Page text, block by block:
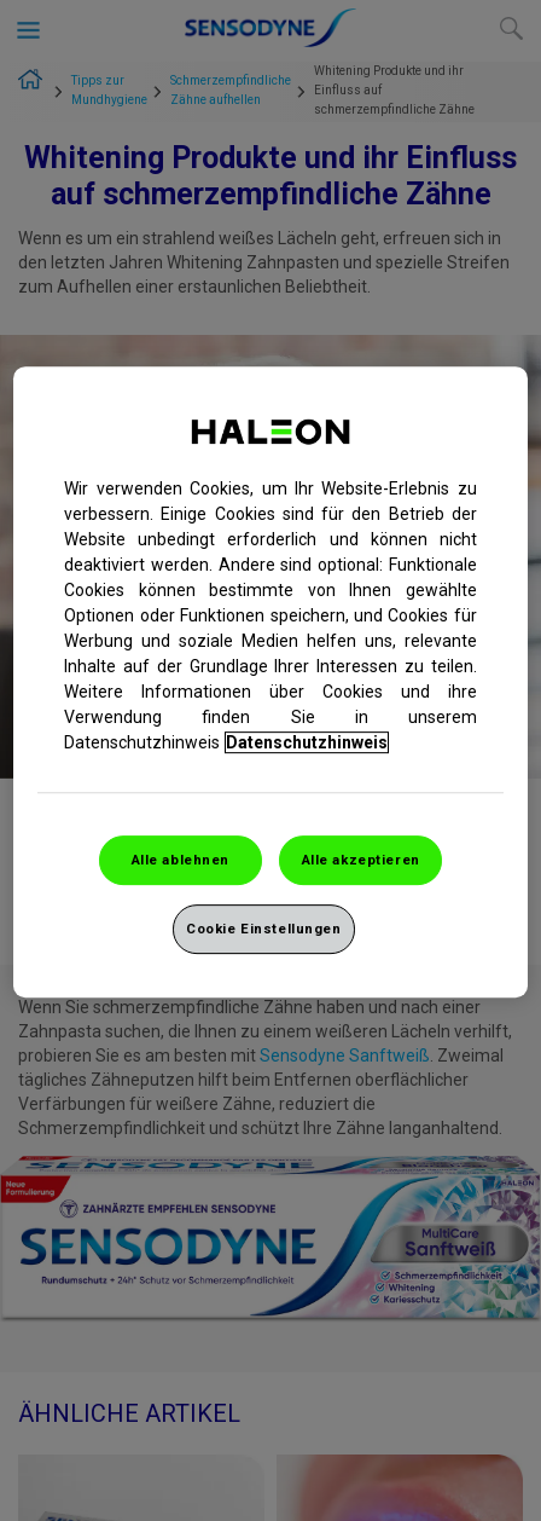
Tipps zur
Mundhygiene
Schmerzempfindliche
Zähne aufhellen
Whitening Produkte und ihr
Einfluss auf
schmerzempfindliche Zähne
Whitening Produkte und ihr Einfluss
auf schmerzempfindliche Zähne
Wenn es um ein strahlend weißes Lächeln geht, erfreuen sich in
den letzten Jahren Whitening Zahnpasten und spezielle Streifen
zum Aufhellen einer erstaunlichen Beliebtheit.
Whitening Produkte können eine durchaus praktische,
erschwingliche und bequeme Möglichkeit für jeden sein, der sich
ein noch schöneres Lächeln wünscht. Allerdings ist es wie so oft
alles andere als einfach, genau das Richtige zu finden.
Wenn Sie schmerzempfindliche Zähne haben und nach einer
Zahnpasta suchen, die Ihnen zu einem weißeren Lächeln verhilft,
probieren Sie es am besten mitSensodyne Sanftweiß . Zweimal
tägliches Zähneputzen hilft beim Entfernen oberflächlicher
Verfärbungen für weißere Zähne, reduziert die
Schmerzempfindlichkeit und schützt Ihre Zähne langanhaltend.
ÄHNLICHE ARTIKEL
Wir verwenden Cookies, um Ihr Website-Erlebnis zu
verbessern. Einige Cookies sind für den Betrieb der
Website unbedingt erforderlich und können nicht
deaktiviert werden. Andere sind optional: Funktionale
Cookies können bestimmte von Ihnen gewählte
Optionen oder Funktionen speichern, und Cookies für
Werbung und soziale Medien helfen uns, relevante
Inhalte auf der Grundlage Ihrer Interessen zu teilen.
Weitere Informationen über Cookies und ihre
Verwendung finden Sie in unserem
Datenschutzhinweis Datenschutzhinweis
Alle ablehnen Alle akzeptieren
Cookie Einstellungen